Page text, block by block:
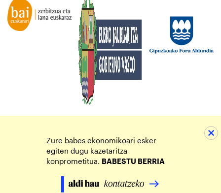
Zure babes ekonomikoari esker
egiten dugu kazetaritza
konprometitua. BABESTU BERRIA